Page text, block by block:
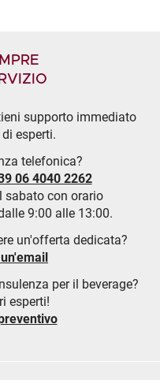
supporto immediato
esperti.
telefonica?
06 4040 2262
sabato con orario
9:00 alle 13:00.
un'offerta dedicata?
per il beverage?
esperti!